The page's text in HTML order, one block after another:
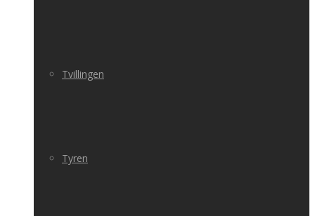
Tvillingen
Tyren